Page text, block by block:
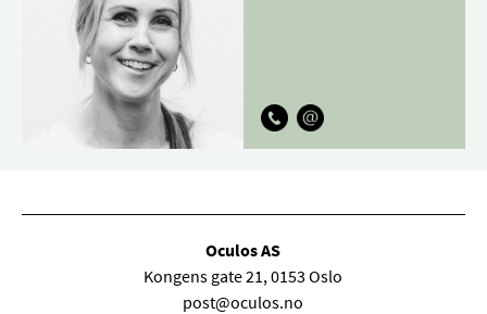
Oculos AS
Kongens gate 21, 0153 Oslo
post@oculos.no